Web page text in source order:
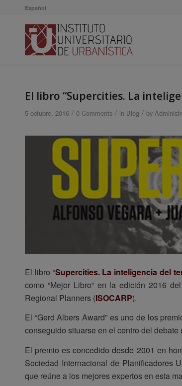
Español
El libro “Supercities. La
5 octubre, 2016 / 0 Comments / in Blog / by
El libro “Supercities. La inteligencia del
como “Mejor Libro” en la edición 2016 del
Regional Planners (ISOCARP).
El “Gerd Albers Award” es uno de los
conseguido situarse en el centro del
El premio es concedido desde 2001 en
Sociedad Internacional de Planificadores
que reúne a los mejores expertos en esta